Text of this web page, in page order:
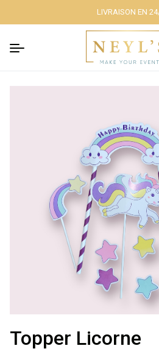
Décoration
lumineuse
Décoration à
thème
Décoration de
salle
Décoration de
LIVRAISON EN
Topper Licorne